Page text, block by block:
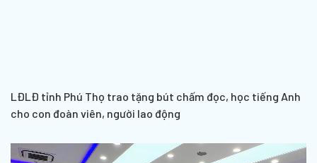
LĐLĐ tỉnh Phú Thọ trao tặng bút chấm đọc, học tiếng Anh
cho con đoàn viên, người lao động